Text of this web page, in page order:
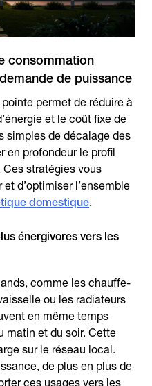
consommation
de puissance
permet de réduire à
et le coût fixe de
simples de décalage des
en profondeur le profil
stratégies vous
d’optimiser l’ensemble
domestique.
énergivores vers les
comme les chauffe-
ou les radiateurs
en même temps
matin et du soir. Cette
sur le réseau local.
de plus en plus de
ces usages vers les